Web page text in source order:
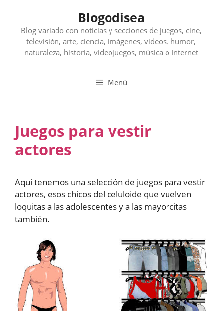
contenido
Blogodisea
Blog variado con noticias y secciones de juegos, cine,
televisión, arte, ciencia, imágenes, videos, humor,
naturaleza, historia, videojuegos, música o Internet
Menú
Juegos para vestir
actores
Aquí tenemos una selección de juegos para vestir
actores, esos chicos del celuloide que vuelven
loquitas a las adolescentes y a las mayorcitas
también.